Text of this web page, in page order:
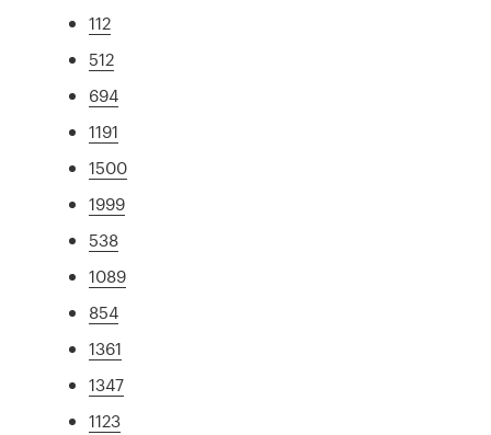
112
512
694
1191
1500
1999
538
1089
854
1361
1347
1123